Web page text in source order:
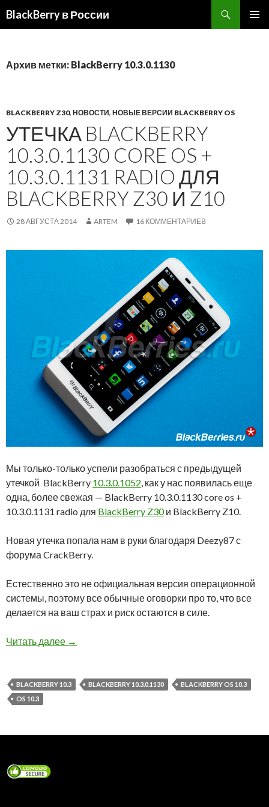
BlackBerry в России
Архив метки: BlackBerry 10.3.0.1130
BLACKBERRY Z30, НОВОСТИ, НОВЫЕ ВЕРСИИ BLACKBERRY OS
УТЕЧКА BLACKBERRY
10.3.0.1130 CORE OS +
10.3.0.1131 RADIO ДЛЯ
BLACKBERRY Z30 И Z10
28 АВГУСТА 2014 ARTEM 16 КОММЕНТАРИЕВ
Мы только-только успели разобраться с предыдущей
утечкой BlackBerry 10.3.0.1052, как у нас появилась еще
одна, более свежая — BlackBerry 10.3.0.1130 core os +
10.3.0.1131 radio для BlackBerry Z30и BlackBerry Z10.
Новая утечка попала нам в руки благодаря Deezy87 с
форума CrackBerry.
Естественно это не официальная версия операционной
системы, поэтому все обычные оговорки про то, что все
делается на ваш страх и риск остаются в силе.
Читать далее Утечка BlackBerry 10.3.0.1130 core os +
→
BLACKBERRY 10.3 BLACKBERRY 10.3.0.1130
BLACKBERRY OS 10.3
OS 10.3